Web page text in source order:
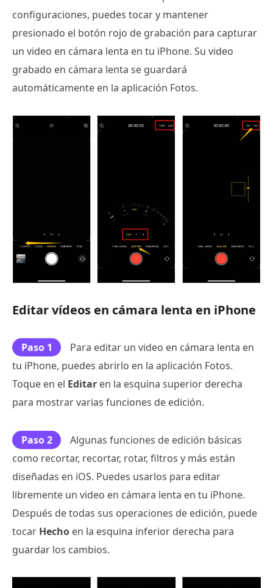
configuraciones, puedes tocar y mantener
presionado el botón rojo de grabación para capturar
un video en cámara lenta en tu iPhone. Su video
grabado en cámara lenta se guardará
automáticamente en la aplicación Fotos.
Editar vídeos en cámara lenta en iPhone
Paso 1
Para editar un video en cámara lenta en
tu iPhone, puedes abrirlo en la aplicación Fotos.
Toque en el Editar en la esquina superior derecha
para mostrar varias funciones de edición.
Paso 2
Algunas funciones de edición básicas
como recortar, recortar, rotar, filtros y más están
diseñadas en iOS. Puedes usarlos para editar
libremente un video en cámara lenta en tu iPhone.
Después de todas sus operaciones de edición, puede
tocar Hecho en la esquina inferior derecha para
guardar los cambios.